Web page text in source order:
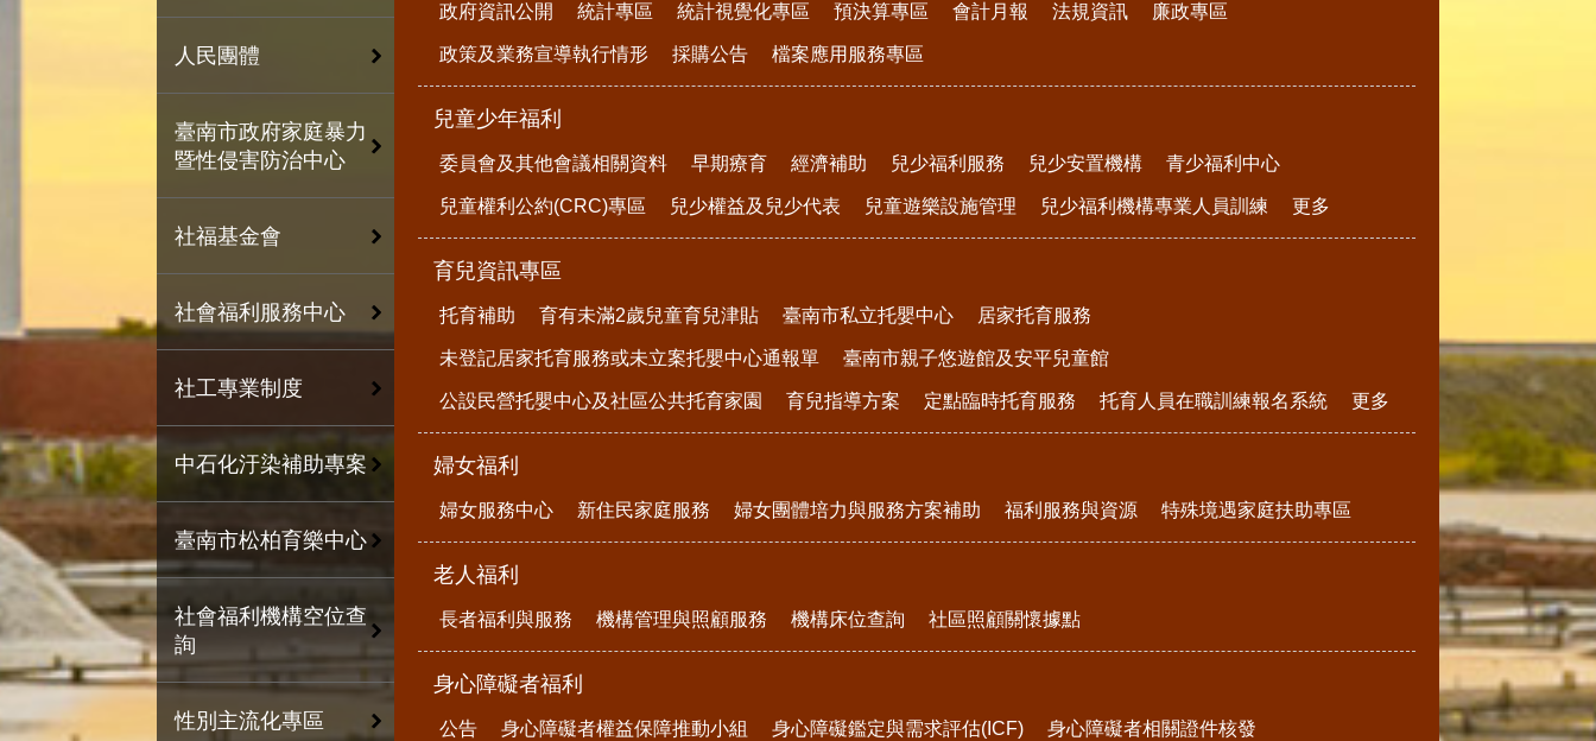
人民團體
臺南市政府家庭暴力
暨性侵害防治中心
社福基金會
社會福利服務中心
社工專業制度
中石化汙染補助專案
臺南市松柏育樂中心
社會福利機構空位查
詢
性別主流化專區
政府資訊公開 統計專區 統計視覺化專區 預決算專區 會計月報 法規資訊 廉政專區
政策及業務宣導執行情形 採購公告 檔案應用服務專區
兒童少年福利
委員會及其他會議相關資料 早期療育 經濟補助 兒少福利服務 兒少安置機構 青少福利中心
兒童權利公約(CRC)專區 兒少權益及兒少代表 兒童遊樂設施管理 兒少福利機構專業人員訓練 更多
育兒資訊專區
托育補助 育有未滿2歲兒童育兒津貼 臺南市私立托嬰中心 居家托育服務
未登記居家托育服務或未立案托嬰中心通報單 臺南市親子悠遊館及安平兒童館
公設民營托嬰中心及社區公共托育家園 育兒指導方案 定點臨時托育服務 托育人員在職訓練報名系統 更多
婦女福利
婦女服務中心 新住民家庭服務 婦女團體培力與服務方案補助 福利服務與資源 特殊境遇家庭扶助專區
老人福利
長者福利與服務 機構管理與照顧服務 機構床位查詢 社區照顧關懷據點
身心障礙者福利
公告 身心障礙者權益保障推動小組 身心障礙鑑定與需求評估(ICF) 身心障礙者相關證件核發